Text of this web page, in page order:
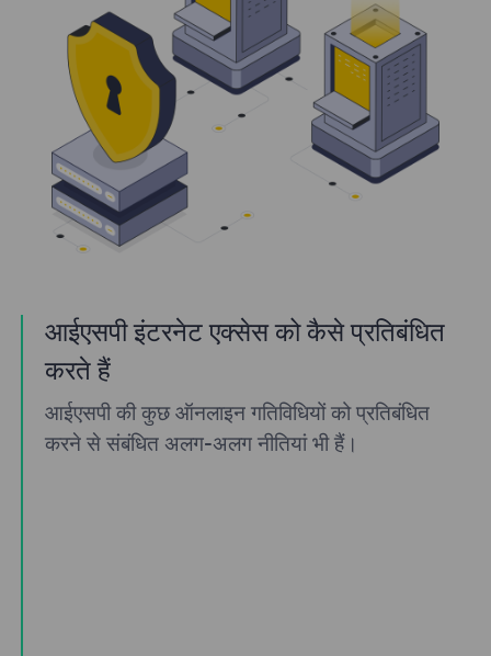
आईएसपी इंटरनेट एक्सेस को कैसे प्रतिबंधित
करते हैं
आईएसपी की कुछ ऑनलाइन गतिविधियों को प्रतिबंधित
करने से संबंधित अलग-अलग नीतियां भी हैं।